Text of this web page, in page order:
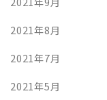
2021年8月
2021年7月
2021年5月